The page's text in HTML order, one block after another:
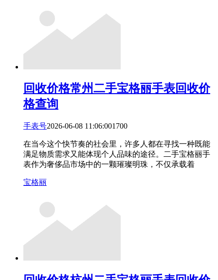
回收价格常州二手宝格丽手表回收价
格查询
手表号2026-06-08 11:06:001700
在当今这个快节奏的社会里，许多人都在寻找一种既能
满足物质需求又能体现个人品味的途径。二手宝格丽手
表作为奢侈品市场中的一颗璀璨明珠，不仅承载着
宝格丽